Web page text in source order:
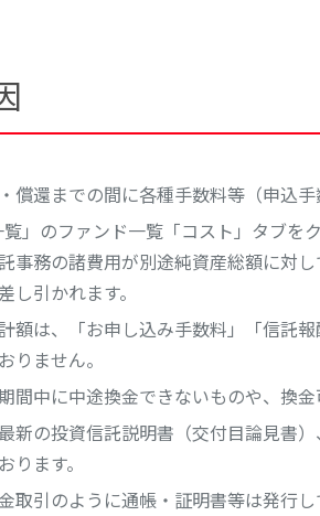
償還までの間に各種手数料等（申込
覧」のファンド一覧「コスト」タブ
事務の諸費用が別途純資産総額に対
し引かれます。
額は、「お申し込み手数料」「信託
りません。
間中に中途換金できないものや、換
新の投資信託説明書（交付目論見書
ます。
取引のように通帳・証明書等は発行